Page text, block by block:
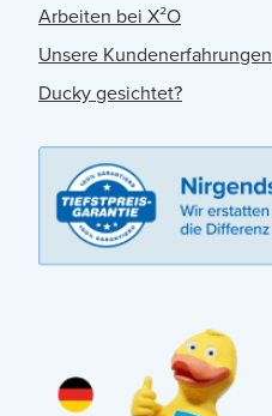
Arbeiten bei X²O
Unsere Kundenerfahrungen
Ducky gesichtet?